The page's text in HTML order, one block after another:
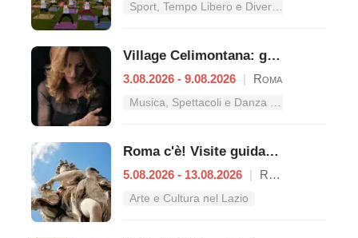
Sport, Tempo Libero e Divertimento nel Lazio
Village Celimontana: gli appuntamenti dal 3 al 9 agosto
3.08.2026 - 9.08.2026 | Roma
Musica, Spettacoli e Danza nel Lazio
Roma c'è! Visite guidate (anche per bambini) dal 5 al 13 agosto 2026
5.08.2026 - 13.08.2026 | Roma
Arte e Cultura nel Lazio